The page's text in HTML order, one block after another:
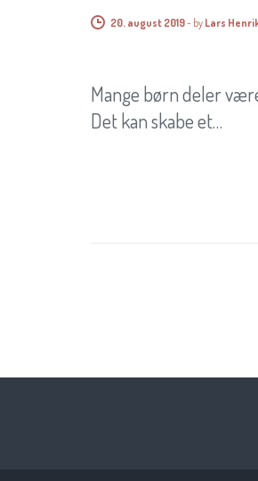
20. august 2019- by Lars
Mange børn deler
Det kan skabe et…